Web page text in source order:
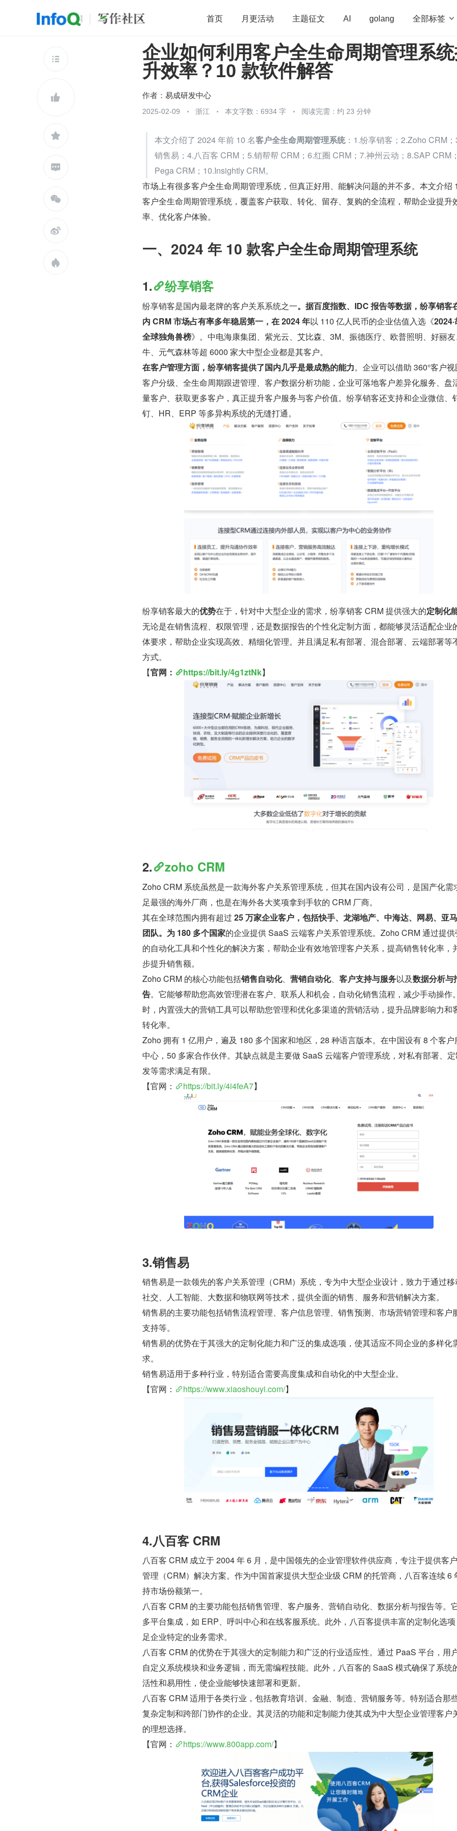
首页 月更活动 主题征文 AI golang 全部标签 
开源 架构 OpenHarmony 算法 学习方法 Web3.0 高
团队管理 程序员 运维 深度思考
查看更多







企业如何利用客户全生命周期管理系
升效率？10 款软件解答
作者： 易成研发中心
2025-02-09 浙江 本文字数：6934 字 阅读完需：约 23 分钟
本文介绍了 2024 年前 10 名客户全生命周期管理系统：1.纷享销客；2.Zoho CRM
销售易；4.八百客 CRM；5.销帮帮 CRM；6.红圈 CRM；7.神州云动；8.SAP CRM
Pega CRM；10.Insightly CRM。
市场上有很多客户全生命周期管理系统，但真正好用、能解决问题的并不多。本文介绍
客户全生命周期管理系统，覆盖客户获取、转化、留存、复购的全流程，帮助企业提升
率、优化客户体验。
一、2024 年 10 款客户全生命周期管理系统
1. 纷享销客
纷享销客是国内最老牌的客户关系系统之一。据百度指数、IDC 报告等数据，纷享销客
内 CRM 市场占有率多年稳居第一，在 2024 年以 110 亿人民币的企业估值入选《
全球独角兽榜》。中电海康集团、紫光云、艾比森、3M、振德医疗、欧普照明、好丽
牛、元气森林等超 6000 家大中型企业都是其客户。
在客户管理方面，纷享销客提供了国内几乎是最成熟的能力。企业可以借助 360°客户
客户分级、全生命周期跟进管理、客户数据分析功能，企业可落地客户差异化服务、盘
量客户、获取更多客户，真正提升客户服务与客户价值。纷享销客还支持和企业微信、
钉、HR、ERP 等多异构系统的无缝打通。
纷享销客最大的优势在于，针对中大型企业的需求，纷享销客 CRM 提供强大的定制化
无论是在销售流程、权限管理，还是数据报告的个性化定制方面，都能够灵活适配企业
体要求，帮助企业实现高效、精细化管理。并且满足私有部署、混合部署、云端部署等
方式。
【官网： https://bit.ly/4g1ztNk】
2. zoho CRM
Zoho CRM 系统虽然是一款海外客户关系管理系统，但其在国内设有公司，是国产化需
足最强的海外厂商，也是在海外各大奖项拿到手软的 CRM 厂商。
其在全球范围内拥有超过 25 万家企业客户，包括快手、龙湖地产、中海达、网易、亚
团队。为 180 多个国家的企业提供 SaaS 云端客户关系管理系统。Zoho CRM 通过提
的自动化工具和个性化的解决方案，帮助企业有效地管理客户关系，提高销售转化率，
步提升销售额。
Zoho CRM 的核心功能包括销售自动化、 营销自动化、 客户支持与服务以及数据分析与
告。它能够帮助您高效管理潜在客户、联系人和机会，自动化销售流程，减少手动操作
时，内置强大的营销工具可以帮助您管理和优化多渠道的营销活动，提升品牌影响力和
转化率。
Zoho 拥有 1 亿用户，遍及 180 多个国家和地区，28 种语言版本。在中国设有 8 个客户
中心，50 多家合作伙伴。其缺点就是主要做 SaaS 云端客户管理系统，对私有部署、
发等需求满足有限。
【官网：
https://bit.ly/4i4feA7】
3.销售易
销售易是一款领先的客户关系管理（CRM）系统，专为中大型企业设计，致力于通过
社交、人工智能、大数据和物联网等技术，提供全面的销售、服务和营销解决方案。
销售易的主要功能包括销售流程管理、客户信息管理、销售预测、市场营销管理和客户
支持等。
销售易的优势在于其强大的定制化能力和广泛的集成选项，使其适应不同企业的多样化
求。
销售易适用于多种行业，特别适合需要高度集成和自动化的中大型企业。
【官网：
https://www.xiaoshouyi.com/】
4.八百客 CRM
八百客 CRM 成立于 2004 年 6 月，是中国领先的企业管理软件供应商，专注于提供客
管理（CRM）解决方案。作为中国首家提供大型企业级 CRM 的托管商，八百客连续 6
持市场份额第一。
八百客 CRM 的主要功能包括销售管理、客户服务、营销自动化、数据分析与报告等。
多平台集成，如 ERP、呼叫中心和在线客服系统。此外，八百客提供丰富的定制化选
足企业特定的业务需求。
八百客 CRM 的优势在于其强大的定制能力和广泛的行业适应性。通过 PaaS 平台，用
自定义系统模块和业务逻辑，而无需编程技能。此外，八百客的 SaaS 模式确保了系统
活性和易用性，使企业能够快速部署和更新。
八百客 CRM 适用于各类行业，包括教育培训、金融、制造、营销服务等。特别适合那
复杂定制和跨部门协作的企业。其灵活的功能和定制能力使其成为中大型企业管理客户
的理想选择。
【官网：
https://www.800app.com/】